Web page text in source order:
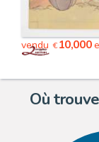
vendu €10,000
Où